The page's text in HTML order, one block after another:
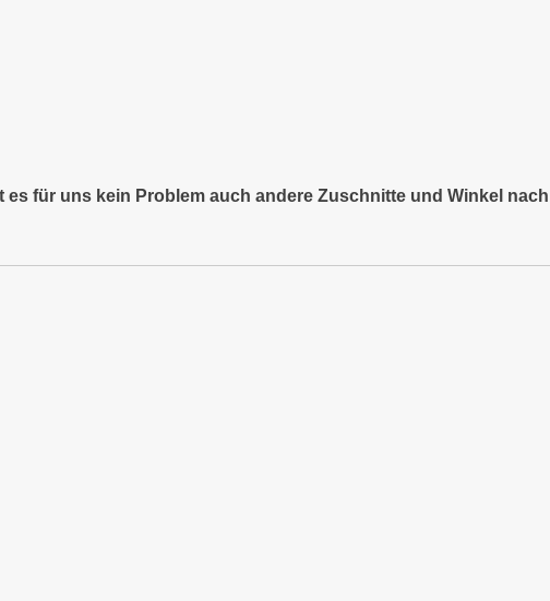
für uns kein Problem auch andere Zuschnitte und Winkel